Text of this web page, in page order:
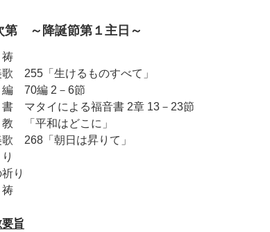
第 ～降誕節第１主日～
歌 255「生けるものすべて」
70編 2－6節
マタイによる福音書 2章 13－23節
「平和はどこに」
歌 268「朝日は昇りて」
り
旨